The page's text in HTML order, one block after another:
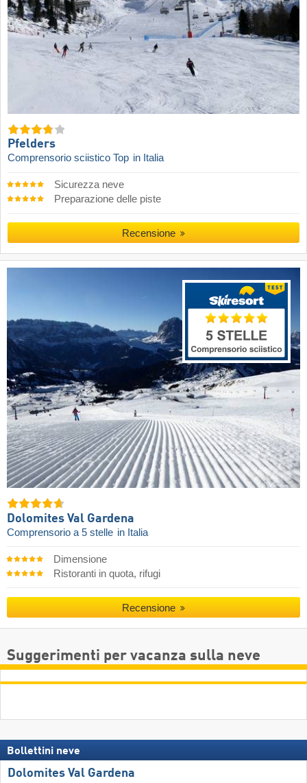
Pfelders
Comprensorio sciistico Top in Italia
Sicurezza neve
Preparazione delle piste
Recensione
Dolomites Val Gardena
Comprensorio a 5 stelle in Italia
Dimensione
Ristoranti in quota, rifugi
Recensione
Suggerimenti per vacanza sulla neve
Bollettini neve
Dolomites Val Gardena